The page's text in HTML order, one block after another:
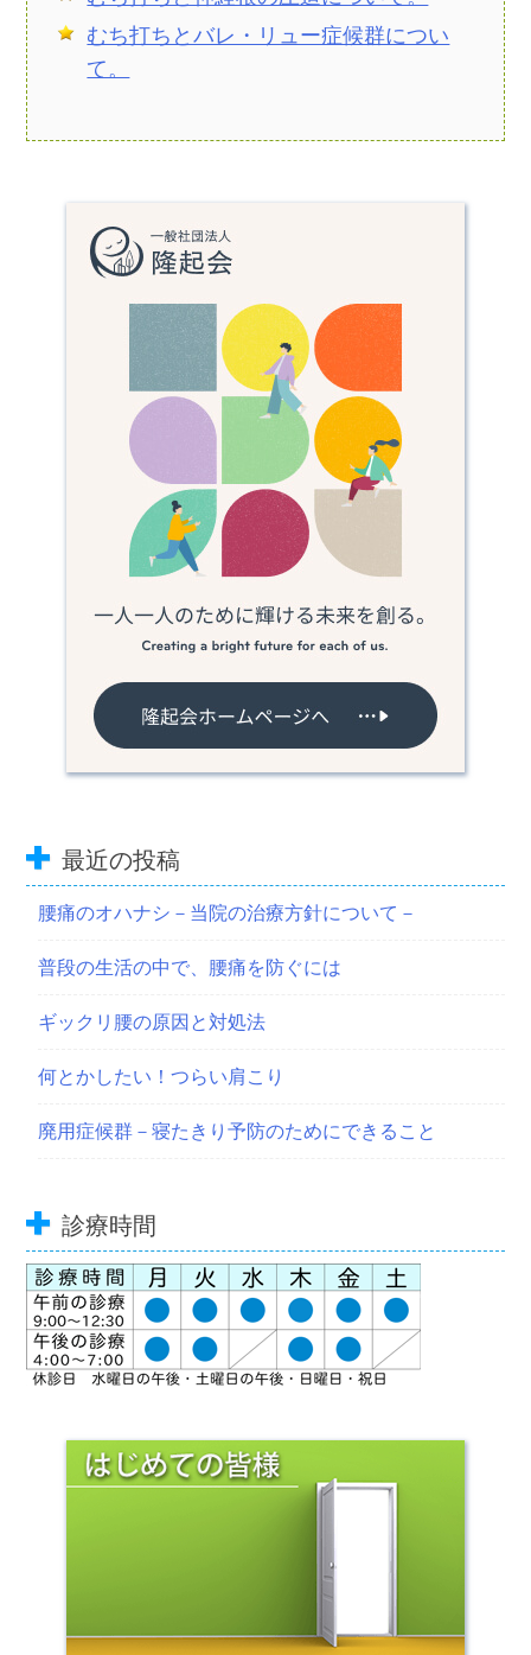
むち打ちとバレ・リュー症候群につい
て。
最近の投稿
腰痛のオハナシ－当院の治療方針について－
普段の生活の中で、腰痛を防ぐには
ギックリ腰の原因と対処法
何とかしたい！つらい肩こり
廃用症候群－寝たきり予防のためにできること
診療時間